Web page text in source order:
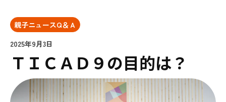
親子ニュースQ＆Ａ
2025年9月3日
ＴＩＣＡＤ９の目的は？